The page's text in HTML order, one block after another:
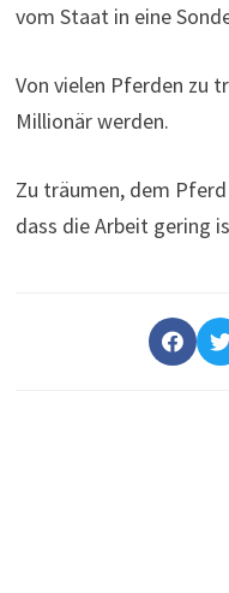
vom Staat in eine
Von vielen Pferden zu
Millionär werden.
Zu träumen, dem
dass die Arbeit gering